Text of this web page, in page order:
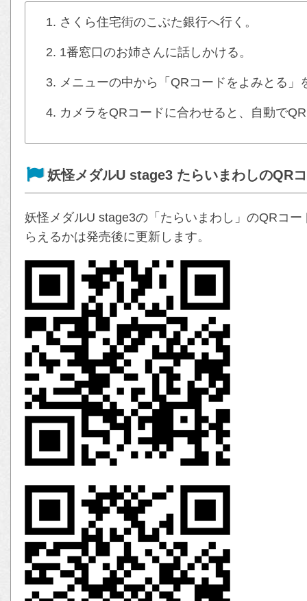
さくら住宅街のこぶた銀行へ行く。
1番窓口のお姉さんに話しかける。
メニューの中から「QRコードをよみとる」
カメラをQRコードに合わせると、自動で
妖怪メダルU stage3 たらいまわしのQR
妖怪メダルU stage3の「たらいまわし」のQRコ
らえるかは発売後に更新します。